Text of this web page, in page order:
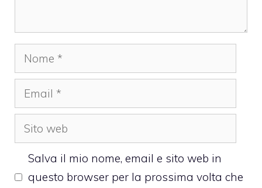
Nome
Email
Sito
web
Salva il mio nome, email e sito web in
questo browser per la prossima volta che